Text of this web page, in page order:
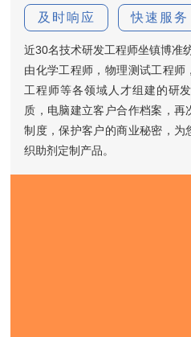
及时响应 快速服务
近30名技术研发工程师坐镇博准
由化学工程师，物理测试工程
工程师等各领域人才组建的研
质，电脑建立客户合作档案，
制度，保护客户的商业秘密，
织助剂定制产品。